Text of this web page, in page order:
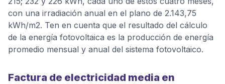
con una irradiación anual en el plano de 2.143,75
kWh/m2. Ten en cuenta que el resultado del cálculo
de la energía fotovoltaica es la producción de energía
promedio mensual y anual del sistema fotovoltaico.
Factura de electricidad media en